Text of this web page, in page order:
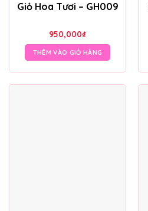
Giỏ Hoa Tươi – GH009
950,000₫
THÊM VÀO GIỎ HÀNG